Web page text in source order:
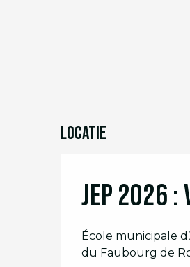
Locatie
JEP 2026
École municipale
du Faubourg de